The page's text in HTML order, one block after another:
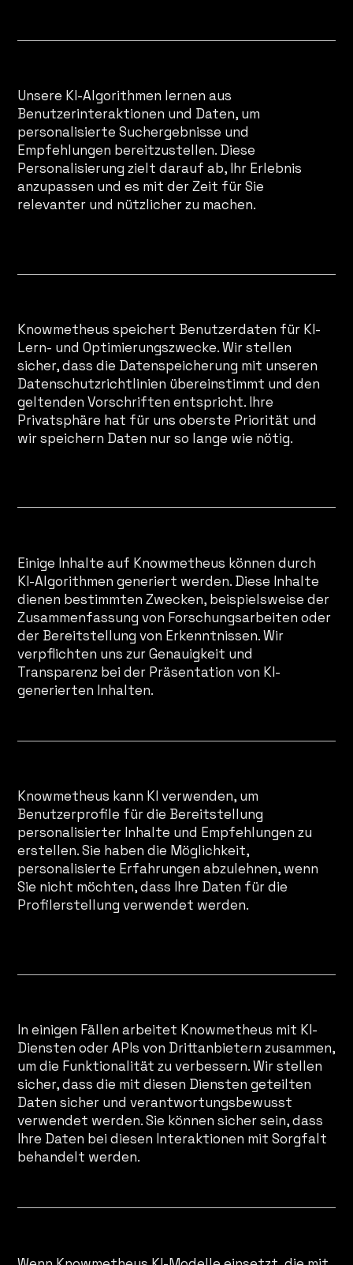
Unsere KI-Algorithmen lernen aus
Benutzerinteraktionen und Daten, um
personalisierte Suchergebnisse und
Empfehlungen bereitzustellen. Diese
Personalisierung zielt darauf ab, Ihr Erlebnis
anzupassen und es mit der Zeit für Sie
relevanter und nützlicher zu machen.
Knowmetheus speichert Benutzerdaten für KI-
Lern- und Optimierungszwecke. Wir stellen
sicher, dass die Datenspeicherung mit unseren
Datenschutzrichtlinien übereinstimmt und den
geltenden Vorschriften entspricht. Ihre
Privatsphäre hat für uns oberste Priorität und
wir speichern Daten nur so lange wie nötig.
Einige Inhalte auf Knowmetheus können durch
KI-Algorithmen generiert werden. Diese Inhalte
dienen bestimmten Zwecken, beispielsweise der
Zusammenfassung von Forschungsarbeiten oder
der Bereitstellung von Erkenntnissen. Wir
verpflichten uns zur Genauigkeit und
Transparenz bei der Präsentation von KI-
generierten Inhalten.
Knowmetheus kann KI verwenden, um
Benutzerprofile für die Bereitstellung
personalisierter Inhalte und Empfehlungen zu
erstellen. Sie haben die Möglichkeit,
personalisierte Erfahrungen abzulehnen, wenn
Sie nicht möchten, dass Ihre Daten für die
Profilerstellung verwendet werden.
In einigen Fällen arbeitet Knowmetheus mit KI-
Diensten oder APIs von Drittanbietern zusammen,
um die Funktionalität zu verbessern. Wir stellen
sicher, dass die mit diesen Diensten geteilten
Daten sicher und verantwortungsbewusst
verwendet werden. Sie können sicher sein, dass
Ihre Daten bei diesen Interaktionen mit Sorgfalt
behandelt werden.